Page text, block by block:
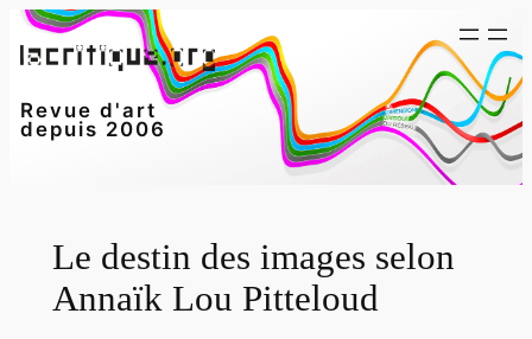
Aller
au
Revue d'art
depuis 2006
Le destin des images selon
Annaïk Lou Pitteloud